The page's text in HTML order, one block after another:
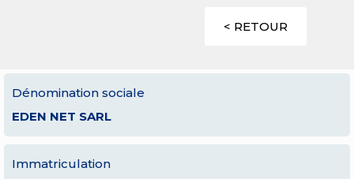
< RETOUR
Dénomination sociale
EDEN NET SARL
Immatriculation